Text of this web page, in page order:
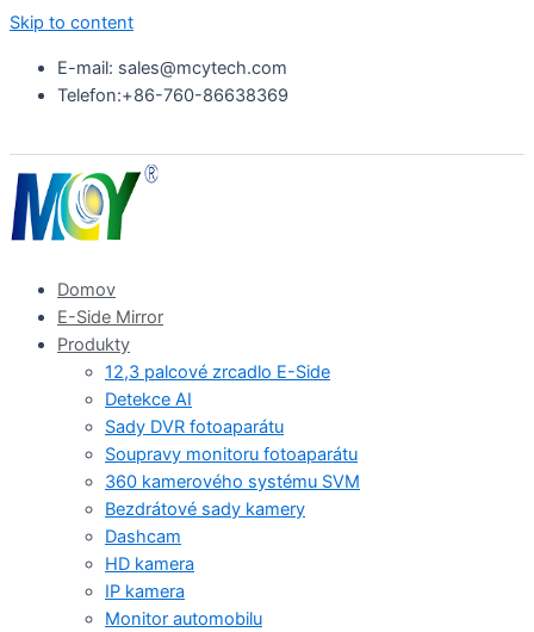
Skip to content
E-mail: sales@mcytech.com
Telefon:+86-760-86638369
Domov
E-Side Mirror
Produkty
12,3 palcové zrcadlo E-Side
Detekce AI
Sady DVR fotoaparátu
Soupravy monitoru fotoaparátu
360 kamerového systému SVM
Bezdrátové sady kamery
Dashcam
HD kamera
IP kamera
Monitor automobilu